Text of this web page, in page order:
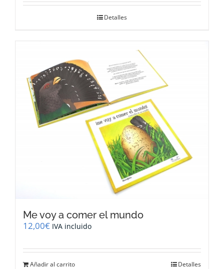
Detalles
Me voy a comer el mundo
12,00€ IVA incluido
Añadir al carrito Detalles